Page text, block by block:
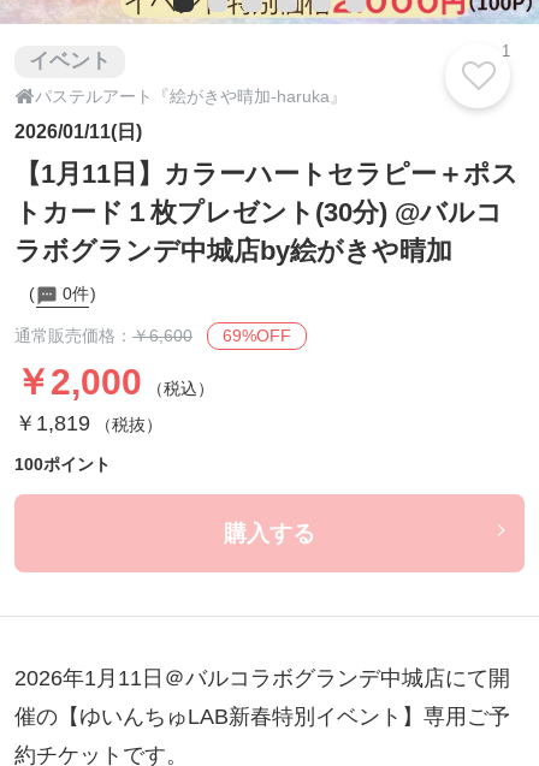
イベント
パステルアート『絵がきや晴加-haruka』
2026/01/11(日)
【1月11日】カラーハートセラピー＋ポス
トカード１枚プレゼント(30分) @バルコ
ラボグランデ中城店by絵がきや晴加
0件
通常販売価格： ￥6,600 69%OFF
￥2,000 （税込）
￥1,819（税抜）
100ポイント
購入する
1
2026年1月11日＠バルコラボグランデ中城店にて開
催の【ゆいんちゅLAB新春特別イベント】専用ご予
約チケットです。